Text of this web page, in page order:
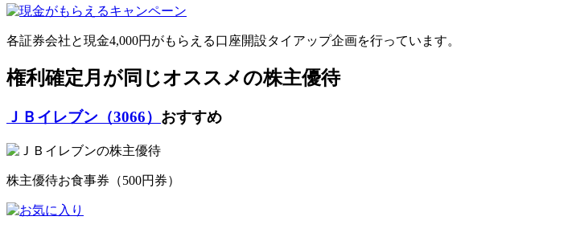
各証券会社と現金4,000円がもらえる口座開設タイアップ企画を行っています。
権利確定月が同じオススメの株主優待
ＪＢイレブン（3066） おすすめ
株主優待お食事券（500円券）